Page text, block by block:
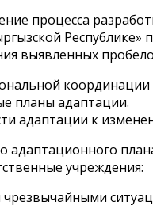
процесса
Республике»
выявленных
планы адаптации.
адаптации к
адаптационного
учреждения: